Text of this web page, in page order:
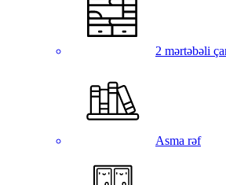
2 mərtəbəli
Asma rəf